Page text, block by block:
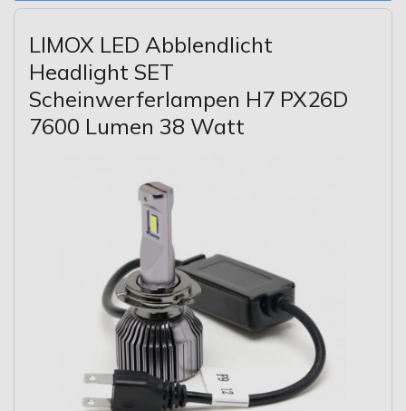
LIMOX LED Abblendlicht
Headlight SET
Scheinwerferlampen H7 PX26D
7600 Lumen 38 Watt